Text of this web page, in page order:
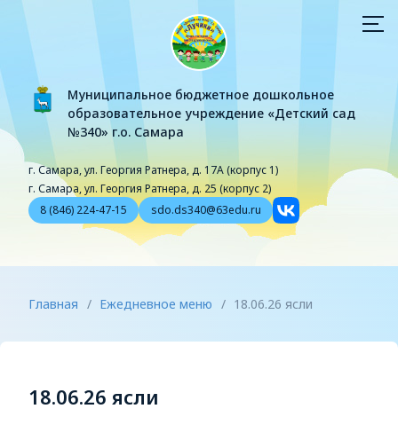
Муниципальное бюджетное дошкольное
образовательное учреждение «Детский сад
№340» г.о. Самара
г. Самара, ул. Георгия Ратнера, д. 17А (корпус 1)
г. Самара, ул. Георгия Ратнера, д. 25 (корпус 2)
8 (846) 224-47-15
sdo.ds340@63edu.ru
Главная / Ежедневное меню / 18.06.26 ясли
18.06.26 ясли